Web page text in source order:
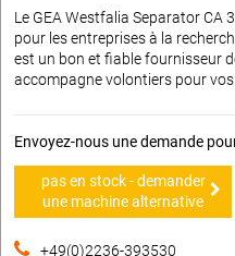
Le GEA Westfalia Separator CA
pour les entreprises à la
est un bon et fiable fournisseur
accompagne volontiers pour
Envoyez-nous une demande
pas en stock - demander
une machine alternative
+49(0)2236-393530